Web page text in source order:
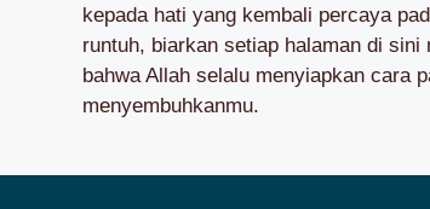
kepada hati yang kembali percaya
runtuh, biarkan setiap halaman di sini
bahwa Allah selalu menyiapkan cara
menyembuhkanmu.